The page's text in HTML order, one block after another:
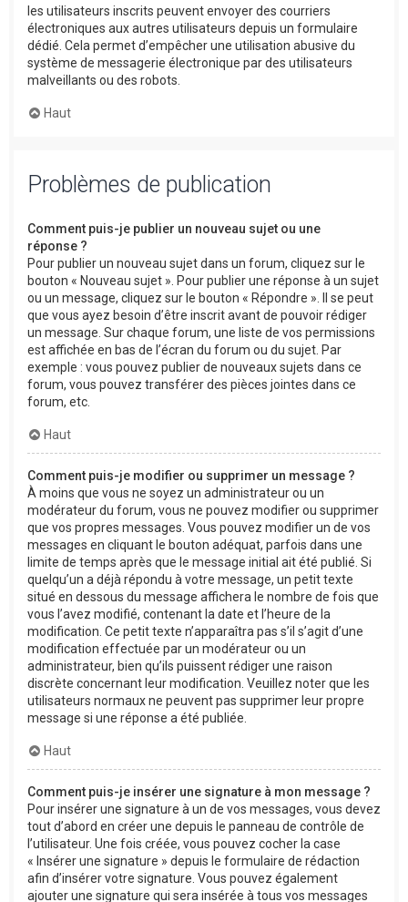
les utilisateurs inscrits peuvent envoyer des courriers
électroniques aux autres utilisateurs depuis un formulaire
dédié. Cela permet d’empêcher une utilisation abusive du
système de messagerie électronique par des utilisateurs
malveillants ou des robots.
Haut
Problèmes de publication
Comment puis-je publier un nouveau sujet ou une
réponse ?
Pour publier un nouveau sujet dans un forum, cliquez sur le
bouton « Nouveau sujet ». Pour publier une réponse à un sujet
ou un message, cliquez sur le bouton « Répondre ». Il se peut
que vous ayez besoin d’être inscrit avant de pouvoir rédiger
un message. Sur chaque forum, une liste de vos permissions
est affichée en bas de l’écran du forum ou du sujet. Par
exemple : vous pouvez publier de nouveaux sujets dans ce
forum, vous pouvez transférer des pièces jointes dans ce
forum, etc.
Haut
Comment puis-je modifier ou supprimer un message ?
À moins que vous ne soyez un administrateur ou un
modérateur du forum, vous ne pouvez modifier ou supprimer
que vos propres messages. Vous pouvez modifier un de vos
messages en cliquant le bouton adéquat, parfois dans une
limite de temps après que le message initial ait été publié. Si
quelqu’un a déjà répondu à votre message, un petit texte
situé en dessous du message affichera le nombre de fois que
vous l’avez modifié, contenant la date et l’heure de la
modification. Ce petit texte n’apparaîtra pas s’il s’agit d’une
modification effectuée par un modérateur ou un
administrateur, bien qu’ils puissent rédiger une raison
discrète concernant leur modification. Veuillez noter que les
utilisateurs normaux ne peuvent pas supprimer leur propre
message si une réponse a été publiée.
Haut
Comment puis-je insérer une signature à mon message ?
Pour insérer une signature à un de vos messages, vous devez
tout d’abord en créer une depuis le panneau de contrôle de
l’utilisateur. Une fois créée, vous pouvez cocher la case
« Insérer une signature » depuis le formulaire de rédaction
afin d’insérer votre signature. Vous pouvez également
ajouter une signature qui sera insérée à tous vos messages